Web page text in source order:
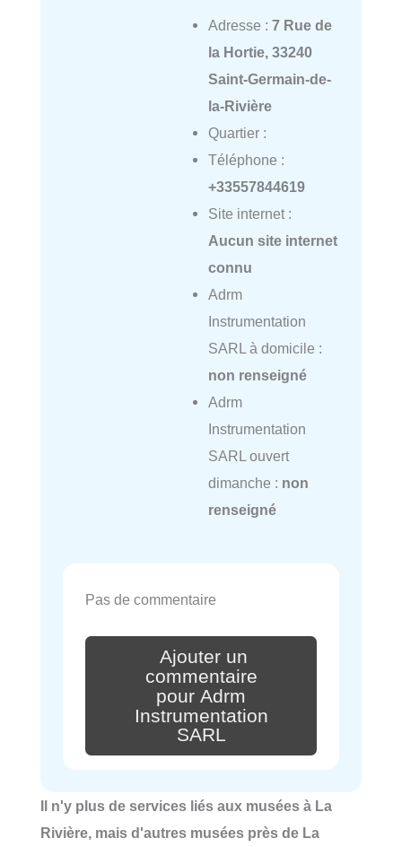
Adresse : 7 Rue de
la Hortie, 33240
Saint-Germain-de-
la-Rivière
Quartier :
Téléphone :
+33557844619
Site internet :
Aucun site internet
connu
Adrm
Instrumentation
SARL à domicile :
non renseigné
Adrm
Instrumentation
SARL ouvert
dimanche : non
renseigné
Pas de commentaire
Ajouter un
commentaire
pour Adrm
Instrumentation
SARL
Il n'y plus de services liés aux musées à La
Rivière, mais d'autres musées près de La